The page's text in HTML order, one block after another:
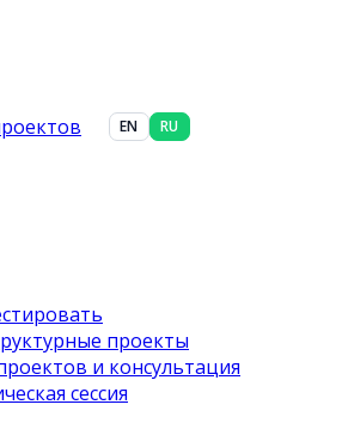
EN RU
проекты
и консультация
сессия